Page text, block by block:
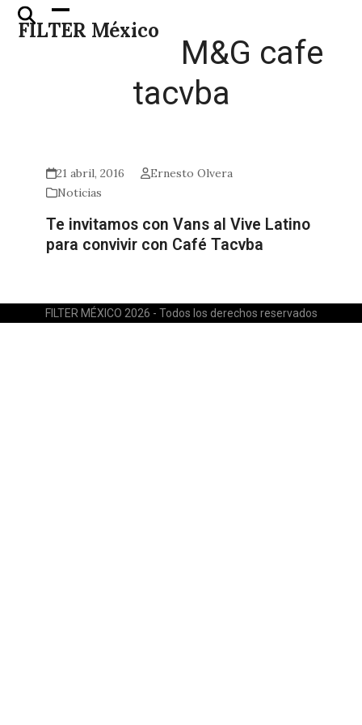
Skip
FILTER México
Open
mobile
Close
mobile
M&G cafe
tacvba
21 abril, 2016
Ernesto Olvera
Noticias
Te invitamos con Vans al Vive Latino
para convivir con Café Tacvba
FILTER MÉXICO 2026 - Todos los derechos reservados